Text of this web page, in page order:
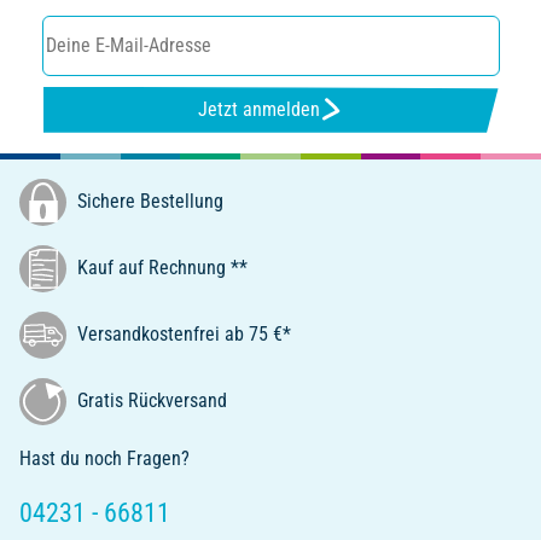
Jetzt anmelden
Sichere Bestellung
Kauf auf Rechnung **
Versandkostenfrei ab 75 €*
Gratis Rückversand
Hast du noch Fragen?
04231 - 66811